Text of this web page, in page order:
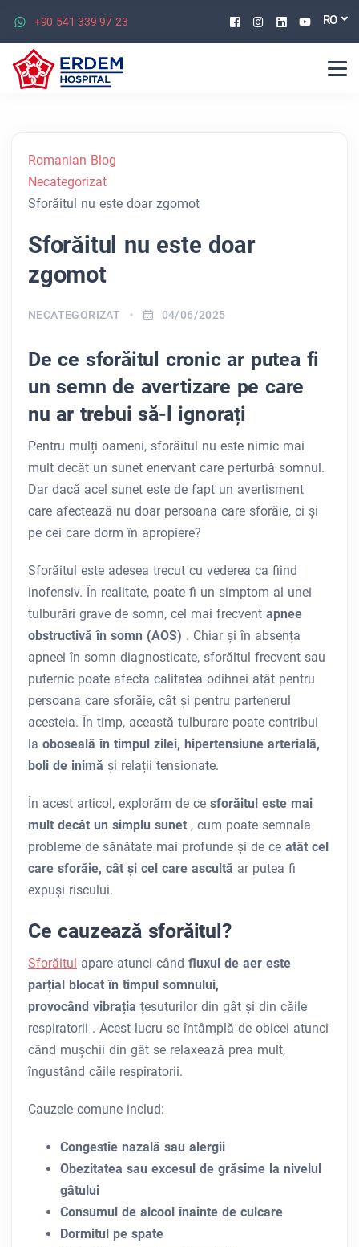
+90 541 339 97 23 Facebook
Instagram
Linkedin
RO
Romanian Blog
Necategorizat
Sforăitul nu este doar zgomot
Sforăitul nu este doar
zgomot
NECATEGORIZAT 04/06/2025
De ce sforăitul cronic ar putea fi
un semn de avertizare pe care
nu ar trebui să-l ignorați
Pentru mulți oameni, sforăitul nu este nimic mai
mult decât un sunet enervant care perturbă somnul.
Dar dacă acel sunet este de fapt un avertisment
care afectează nu doar persoana care sforăie, ci și
pe cei care dorm în apropiere?
Sforăitul este adesea trecut cu vederea ca fiind
inofensiv. În realitate, poate fi un simptom al unei
tulburări grave de somn, cel mai frecvent apnee
obstructivă în somn (AOS) . Chiar și în absența
apneei în somn diagnosticate, sforăitul frecvent sau
puternic poate afecta calitatea odihnei atât pentru
persoana care sforăie, cât și pentru partenerul
acesteia. În timp, această tulburare poate contribui
la oboseală în timpul zilei, hipertensiune arterială,
boli de inimă și relații tensionate.
În acest articol, explorăm de ce sforăitul este mai
mult decât un simplu sunet , cum poate semnala
probleme de sănătate mai profunde și de ce atât cel
care sforăie, cât și cel care ascultă ar putea fi
expuși riscului.
Ce cauzează sforăitul?
Sforăitul apare atunci când fluxul de aer este
parțial blocat în timpul somnului,
provocând vibrația țesuturilor din gât și din căile
respiratorii . Acest lucru se întâmplă de obicei atunci
când mușchii din gât se relaxează prea mult,
îngustând căile respiratorii.
Cauzele comune includ:
Congestie nazală sau alergii
Obezitatea sau excesul de grăsime la nivelul
gâtului
Consumul de alcool înainte de culcare
Dormitul pe spate